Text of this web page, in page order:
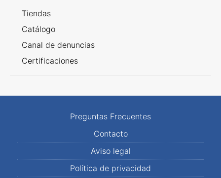
Tiendas
Catálogo
Canal de denuncias
Certificaciones
Preguntas Frecuentes
Contacto
Aviso legal
Política de privacidad